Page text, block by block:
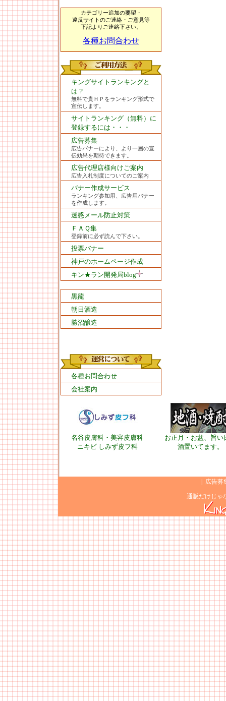
カテゴリー追加の要望・
違反サイトのご連絡・ご意見等
下記よりご連絡下さい。
各種お問合わせ
キングサイトランキングと
は？
無料で貴ＨＰをランキング形式で
宣伝します。
サイトランキング（無料）に
登録するには・・・
広告募集
広告バナーにより、より一層の宣
伝効果を期待できます。
広告代理店様向けご案内
広告入札制度についてのご案内
バナー作成サービス
ランキング参加用、広告用バナー
を作成します。
迷惑メール防止対策
ＦＡＱ集
登録前に必ず読んで下さい。
投票バナー
神戸のホームページ作成
キン★ラン開発局blog
黒龍
朝日酒造
勝沼醸造
各種お問合わせ
会社案内
名谷皮膚科・美容皮膚科
ニキビ しみず皮フ科
お正月・お盆、旨い
酒置いてます。
広告募
通販だけじゃ